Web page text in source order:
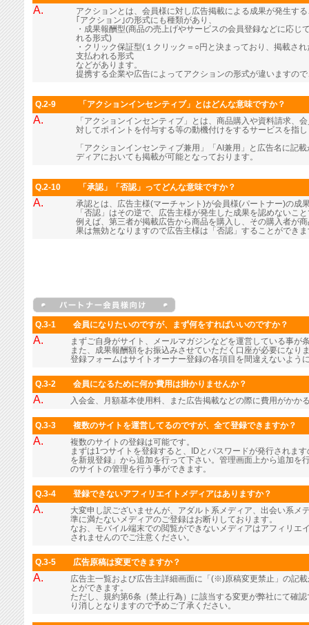
A.
アクションとは、会員様に対し広告掲載による成果が発生す
｢アクション｣の形式にも種類があり、
・成果報酬型(商品の売上げやサービスの会員登録などに応
れる形式)
・クリック保証型(１クリック＝○円と決まっており、掲載さ
支払われる形式
などがあります。
提携する企業や広告によってアクションの形式が違いますの
Q.2-9 「アクションインセンティブ」とはどんな意味ですか？
A.
「アクションインセンティブ」とは、商品購入や資料請求、
対してポイントを付与する等の動機付けをするサービスを指
「アクションインセンティブ兼用」「AI兼用」と広告名に記
ディアにおいても掲載が可能となっております。
Q.2-10 「承認」「否認」ってどんな意味ですか？
A.
承認とは、広告主様(マーチャント)が会員様(パートナー)の成
「否認」はその逆で、広告主様が発生した成果を認めないこ
例えば、第三者が掲載広告から商品を購入し、その購入者が
果は無効となりますので広告主様は「否認」することができ
Q.3-1 会員になりたいのですが、まず何をすればいいのですか？
A.
まずご自身がサイト、メールマガジンなどを運営している事が
また、成果報酬額をお振込みさせていただく口座が必要になり
登録フォームはサイトオーナー登録の各項目を間違えないよう
Q.3-2 会員になるために何か費用は掛かりませんか？
A. 入会金、月額基本使用料、また広告掲載などの際に費用がかか
Q.3-3 複数のサイトを運営してるのですが、全て登録できますか？
A.
複数のサイトの登録は可能です。
まずは1つサイトを登録すると、IDとパスワードが発行されま
を新規登録」から追加を行って下さい。管理画面上から追加を
のサイトの管理を行う事ができます。
Q.3-4 登録できないアフィリエイトメディアはありますか？
A.
大変申し訳ございませんが、アダルト系メディア、出会い系メ
準に満たないメディアのご登録はお断りしております。
なお、モバイル端末での閲覧ができないメディアはアフィリエ
されませんのでご注意ください。
Q.3-5 広告原稿は変更できますか？
A.
広告主一覧および広告主詳細画面に「(※)原稿変更禁止」の記
とができます。
ただし、規約第6条（禁止行為）に該当する変更が弊社にて確
り消しとなりますので予めご了承ください。